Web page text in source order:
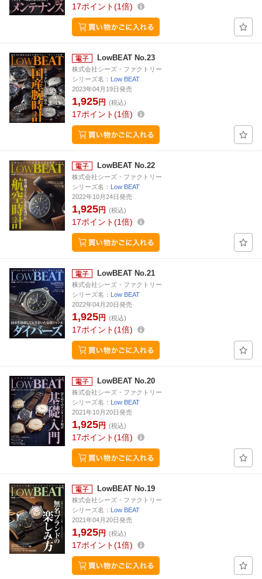
17ポイント 1倍
LowBEAT No.23
株式会社シーズ・ファクトリー
シリーズ名： Low BEAT
2023年04月19日発売
1,925円 (税込)
17ポイント 1倍
LowBEAT No.22
株式会社シーズ・ファクトリー
シリーズ名： Low BEAT
2022年10月24日発売
1,925円 (税込)
17ポイント 1倍
LowBEAT No.21
株式会社シーズ・ファクトリー
シリーズ名： Low BEAT
2022年04月20日発売
1,925円 (税込)
17ポイント 1倍
LowBEAT No.20
株式会社シーズ・ファクトリー
シリーズ名： Low BEAT
2021年10月20日発売
1,925円 (税込)
17ポイント 1倍
LowBEAT No.19
株式会社シーズ・ファクトリー
シリーズ名： Low BEAT
2021年04月20日発売
1,925円 (税込)
17ポイント 1倍